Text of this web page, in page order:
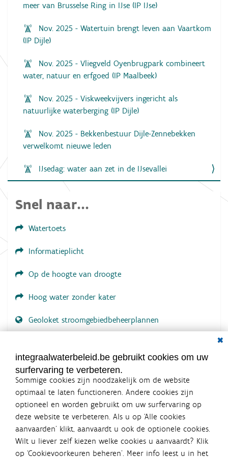
meer van Brusselse Ring in IJse (IP IJse)
Nov. 2025 - Watertuin brengt leven aan Vaartkom
(IP Dijle)
Nov. 2025 - Vliegveld Oyenbrugpark combineert
water, natuur en erfgoed (IP Maalbeek)
Nov. 2025 - Viskweekvijvers ingericht als
natuurlijke waterberging (IP Dijle)
Nov. 2025 - Bekkenbestuur Dijle-Zennebekken
verwelkomt nieuwe leden
IJsedag: water aan zet in de IJsevallei
Snel naar...
Watertoets
Informatieplicht
Op de hoogte van droogte
Hoog water zonder kater
Geoloket stroomgebiedbeheerplannen
LOGIN VEREIST
integraalwaterbeleid.be gebruikt cookies om uw
surfervaring te verbeteren.
Sommige cookies zijn noodzakelijk om de website
optimaal te laten functioneren. Andere cookies zijn
optioneel en worden gebruikt om uw surfervaring op
deze website te verbeteren. Als u op ‘Alle cookies
aanvaarden’ klikt, aanvaardt u ook de optionele cookies.
Wilt u liever zelf kiezen welke cookies u aanvaardt? Klik
op ‘Cookievoorkeuren beheren’. Meer info leest u in het
Integraalwaterbeleid.be is een
officiële website van de Vlaamse
overheid
uitgegeven door Coördinatiecommissie Integraal
Waterbeleid